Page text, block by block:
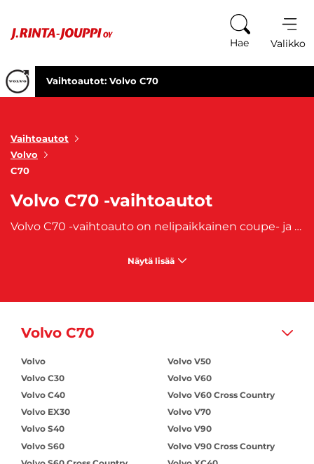
Hae Valikko
Vaihtoautot: Volvo C70
Vaihtoautot
Volvo
C70
Volvo C70 -vaihtoautot
Volvo C70 -vaihtoauto on nelipaikkainen coupe- ja cabriolet-korimallinen auto, jota valmistettiin vuosien 1996 ja 2013 välillä. Volvo C70 korvasi vanhemman Volvo 780 mallin ja perustuu tekniikaltaan Volvo S70 ja
Näytä lisää
Volvo C70
Volvo
Volvo C30
Volvo C40
Volvo EX30
Volvo S40
Volvo S60
Volvo V50
Volvo V60
Volvo V60 Cross Country
Volvo V70
Volvo V90
Volvo V90 Cross Country